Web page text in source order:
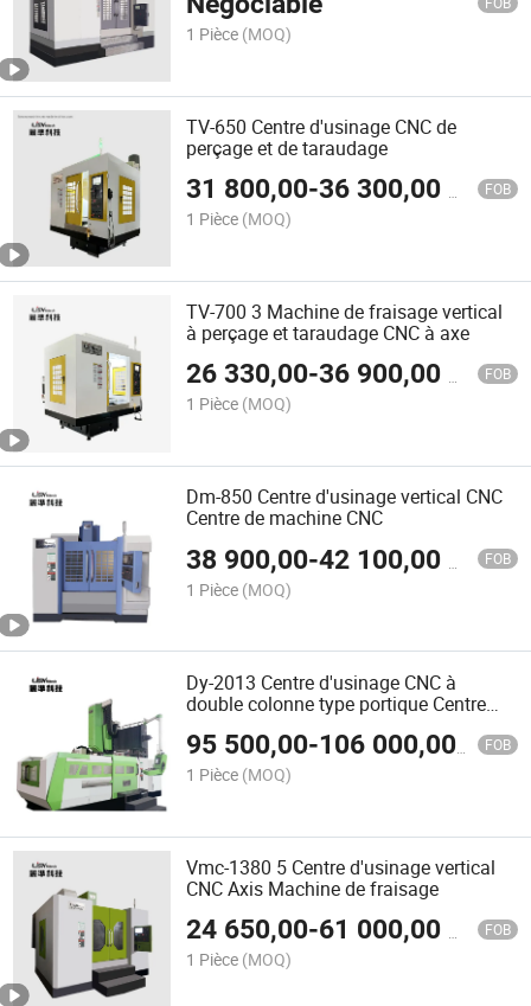
1 Pièce (MOQ)
TV-650 Centre d'usinage CNC de
perçage et de taraudage
31 800,00-36 300,00 FOB
1 Pièce (MOQ)
TV-700 3 Machine de fraisage vertical
à perçage et taraudage CNC à axe
26 330,00-36 900,00 FOB
1 Pièce (MOQ)
Dm-850 Centre d'usinage vertical CNC
Centre de machine CNC
38 900,00-42 100,00 FOB
1 Pièce (MOQ)
Dy-2013 Centre d'usinage CNC à
double colonne type portique Centre
95 500,00-106 000,00$US
FOB
1 Pièce (MOQ)
Vmc-1380 5 Centre d'usinage vertical
CNC Axis Machine de fraisage
24 650,00-61 000,00 FOB
1 Pièce (MOQ)